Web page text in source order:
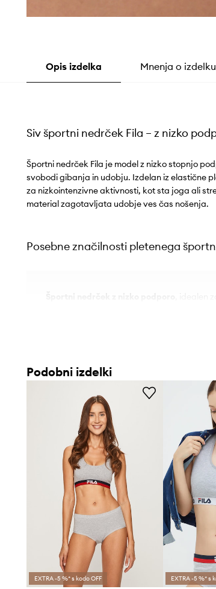
Opis izdelka Mnenja o izdelku
Siv športni nedrček Fila – z nizko
Športni nedrček Fila je model z nizko stopnjo
svobodi gibanja in udobju. Izdelan iz elastične
za nizkointenzivne aktivnosti, kot sta joga ali
material zagotavljata udobje ves čas nošenja.
Posebne značilnosti pletenega
Košarice brez ojačitve
Konstrukcija,ki se oblači čez glavo ,
Naramnice tipa bokserica prispevajo k
Gladka, siva tekstura omogoča
Podobni izdelki
EXTRA -5 %* s kodo OFF EXTRA -5 %* s